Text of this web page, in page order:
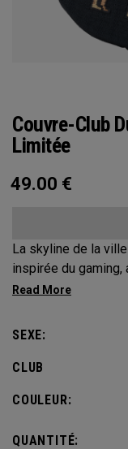
Couvre-Club
Limitée
49.00 €
La skyline de la
inspirée du gaming,
donnons le coup
SEXE:
CLUB
COULEUR:
QUANTITÉ: